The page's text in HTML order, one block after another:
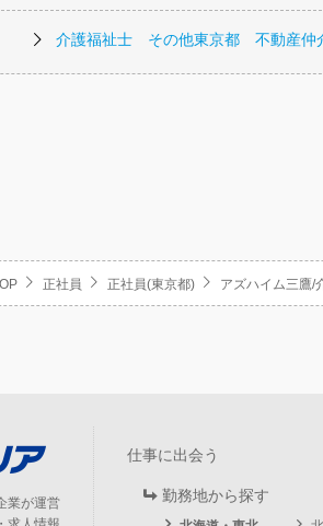
介護福祉士 その他東京都 不動産仲
正社員 正社員(東京都) アズハイム三鷹/
業が運営
仕事に出会う
勤務地から探す